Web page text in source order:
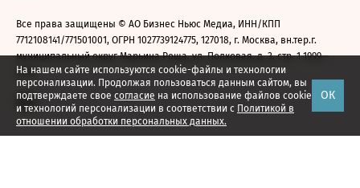
На нашем сайте используются cookie-файлы и технологии
персонализации. Продолжая пользоваться данным сайтом, вы
подтверждаете свое согласие на использование файлов cookie
и технологий персонализации в соответствии с Политикой в
отношении обработки персональных данных.
ОК
Все права защищены © АО Бизнес Ньюс Медиа, ИНН/КПП
7712108141/771501001, ОГРН 1027739124775, 127018, г. Москва, вн.тер.г.
муниципальный округ Марьина Роща, ул. Полковая, д. 3, стр. 1 1999—
2026